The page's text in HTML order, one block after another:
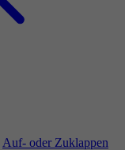
Auf- oder Zuklappen